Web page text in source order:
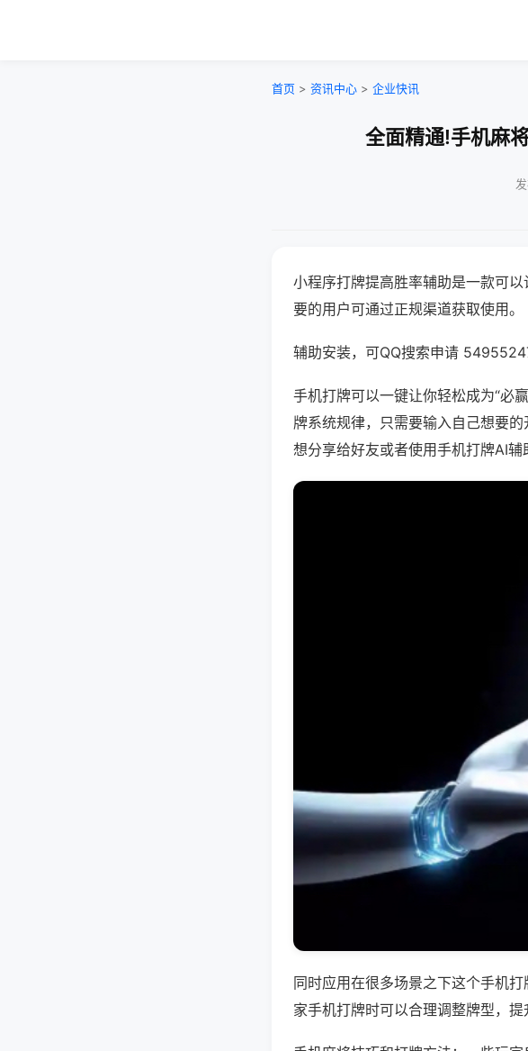
首页 > 资讯中心 > 企业快讯
全面精通!手机麻
小程序打牌提高胜率辅助是一款可
要的用户可通过正规渠道获取使用。
辅助安装，可QQ搜索申请
手机打牌可以一键让你轻松成为“必
牌系统规律，只需要输入自己想要
想分享给好友或者使用手机打牌AI辅
同时应用在很多场景之下这个手机
家手机打牌时可以合理调整牌型，